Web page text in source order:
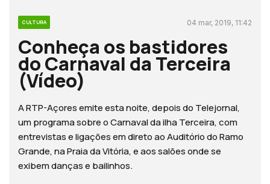
CULTURA 04 mar, 2019, 11:42
Conheça os bastidores
do Carnaval da Terceira
(Vídeo)
A RTP-Açores emite esta noite, depois do Telejornal,
um programa sobre o Carnaval da ilha Terceira, com
entrevistas e ligações em direto ao Auditório do Ramo
Grande, na Praia da Vitória, e aos salões onde se
exibem danças e bailinhos.